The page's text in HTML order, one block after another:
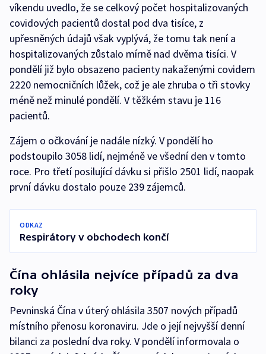
víkendu uvedlo, že se celkový počet hospitalizovaných
covidových pacientů dostal pod dva tisíce, z
upřesněných údajů však vyplývá, že tomu tak není a
hospitalizovaných zůstalo mírně nad dvěma tisíci. V
pondělí již bylo obsazeno pacienty nakaženými covidem
2220 nemocničních lůžek, což je ale zhruba o tři stovky
méně než minulé pondělí. V těžkém stavu je 116
pacientů.
Zájem o očkování je nadále nízký. V pondělí ho
podstoupilo 3058 lidí, nejméně ve všední den v tomto
roce. Pro třetí posilující dávku si přišlo 2501 lidí, naopak
první dávku dostalo pouze 239 zájemců.
ODKAZ
Respirátory v obchodech končí
Čína ohlásila nejvíce případů za dva
roky
Pevninská Čína v úterý ohlásila 3507 nových případů
místního přenosu koronaviru. Jde o její nejvyšší denní
bilanci za poslední dva roky. V pondělí informovala o